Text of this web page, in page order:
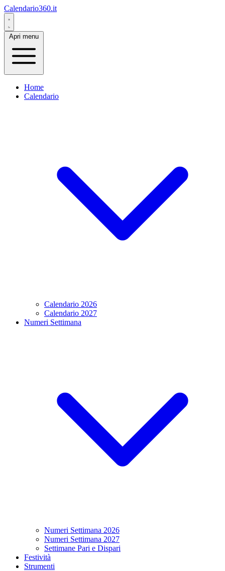
Calendario360.it
Apri menu
Home
Calendario
Calendario 2026
Calendario 2027
Numeri Settimana
Numeri Settimana 2026
Numeri Settimana 2027
Settimane Pari e Dispari
Festività
Strumenti